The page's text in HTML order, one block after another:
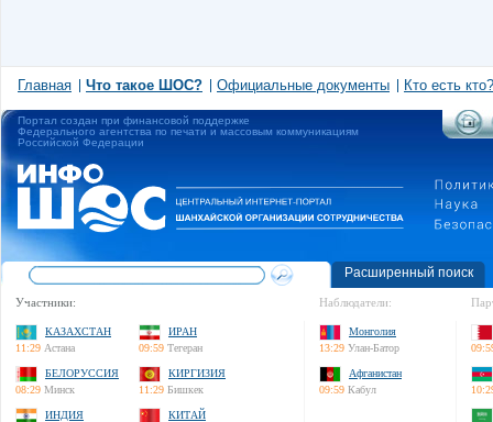
Главная Что такое ШОС? Официальные документы Кто есть кто?
Портал создан при финансовой поддержке
Федерального агентства по печати и массовым коммуникациям
Российской Федерации
Расширенный поиск
Участники:
КАЗАХСТАН
11:29 Астана
ИРАН
09:59 Тегеран
БЕЛОРУССИЯ
08:29 Минск
КИРГИЗИЯ
11:29 Бишкек
ИНДИЯ
КИТАЙ
Наблюдатели:
Монголия
13:29 Улан-Батор
Афганистан
09:59 Кабул